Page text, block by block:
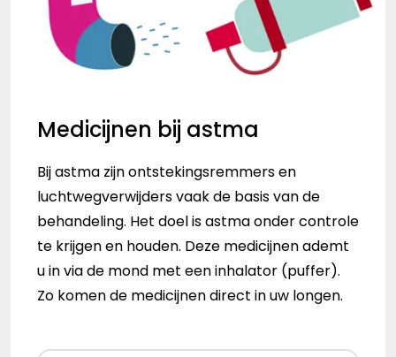
Medicijnen bij astma
Bij astma zijn ontstekingsremmers en
luchtwegverwijders vaak de basis van de
behandeling. Het doel is astma onder controle
te krijgen en houden. Deze medicijnen ademt
u in via de mond met een inhalator (puffer).
Zo komen de medicijnen direct in uw longen.